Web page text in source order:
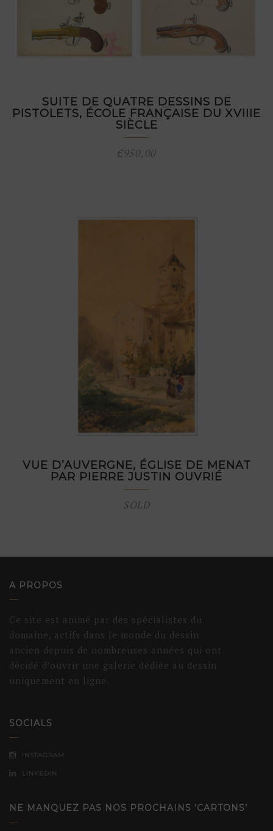
SUITE DE QUATRE DESSINS DE
PISTOLETS, ÉCOLE FRANÇAISE DU XVIIIE
SIÈCLE
€950,00
VUE D’AUVERGNE, ÉGLISE DE MENAT
PAR PIERRE JUSTIN OUVRIÉ
SOLD
A PROPOS
Ce site est animé par des spécialistes du
domaine, actifs dans le monde du dessin
ancien depuis de nombreuses années qui ont
décidé d’ouvrir une galerie dédiée au dessin
uniquement en ligne.
SOCIALS
INSTAGRAM
LINKEDIN
NE MANQUEZ PAS NOS PROCHAINS ‘CARTONS’